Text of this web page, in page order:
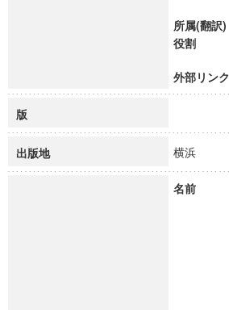
所属(翻訳)
役割
外部リンク
版
出版地 横浜
名前